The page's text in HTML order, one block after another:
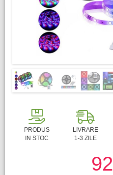
Previous
PRODUS
IN STOC
LIVRARE
1-3 ZILE
92